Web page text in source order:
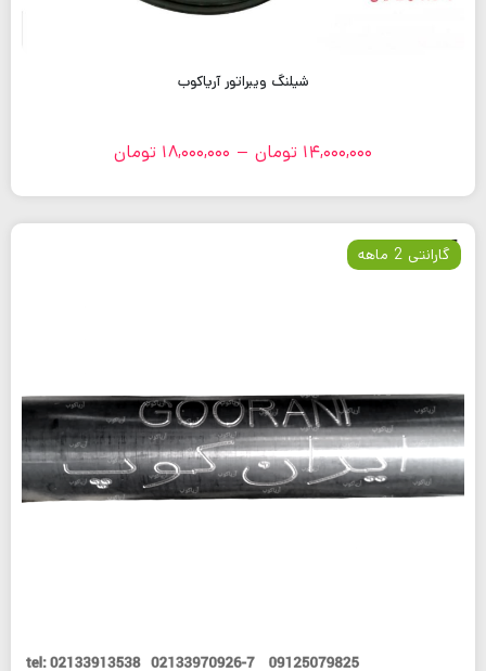
شیلنگ ویبراتور آریاکوب
14,000,000 تومان –
18,000,000 تومان
گارانتی 2 ماهه